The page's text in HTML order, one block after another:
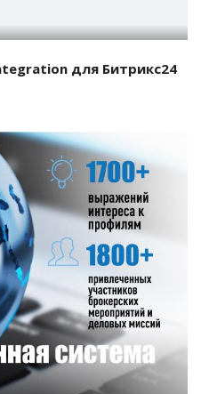
для Битрикс24